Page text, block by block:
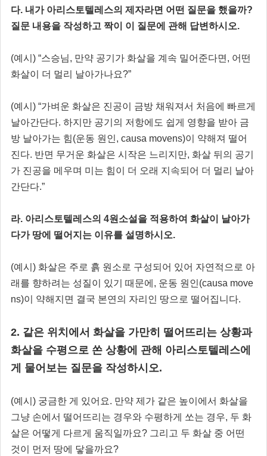
다. 내가 아리스토텔레스의 제자라면 어떤 질문을 했을까?
질문 내용을 작성하고 짝이 이 질문에 관해 답변하시오.
(예시) “스승님, 만약 공기가 화살을 계속 밀어준다면, 어떤
화살이 더 멀리 날아가나요?”
(예시) “가벼운 화살은 진공이 금방 채워져서 처음에 빠르게
날아간단다. 하지만 공기의 저항에도 쉽게 영향을 받아 금
방 날아가는 힘(운동 원인, causa movens)이 약해져 떨어
진다. 반면 무거운 화살은 시작은 느리지만, 화살 뒤의 공기
가 진공을 메우며 미는 힘이 더 오래 지속되어 더 멀리 날아
간단다.”
라. 아리스토텔레스의 4원소설을 적용하여 화살이 날아가
다가 땅에 떨어지는 이유를 설명하시오.
(예시) 화살은 주로 흙 원소로 구성되어 있어 자연적으로 아
래를 향하려는 성질이 있기 때문에, 운동 원인(causa move
ns)이 약해지면 결국 본연의 자리인 땅으로 떨어집니다.
2. 같은 위치에서 화살을 가만히 떨어뜨리는 상황과
화살을 수평으로 쏜 상황에 관해 아리스토텔레스에
게 물어보는 질문을 작성하시오.
(예시) 궁금한 게 있어요. 만약 제가 같은 높이에서 화살을
그냥 손에서 떨어뜨리는 경우와 수평하게 쏘는 경우, 두 화
살은 어떻게 다르게 움직일까요? 그리고 두 화살 중 어떤
것이 먼저 땅에 닿을까요?